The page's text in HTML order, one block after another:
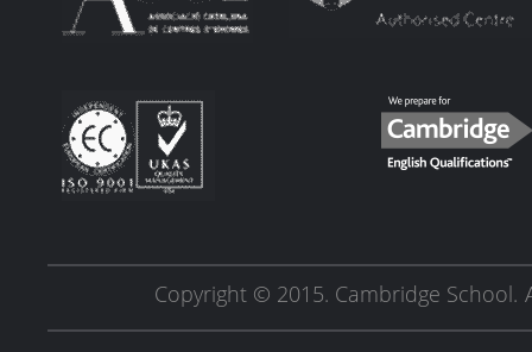
Copyright © 2015. Cambridge School.